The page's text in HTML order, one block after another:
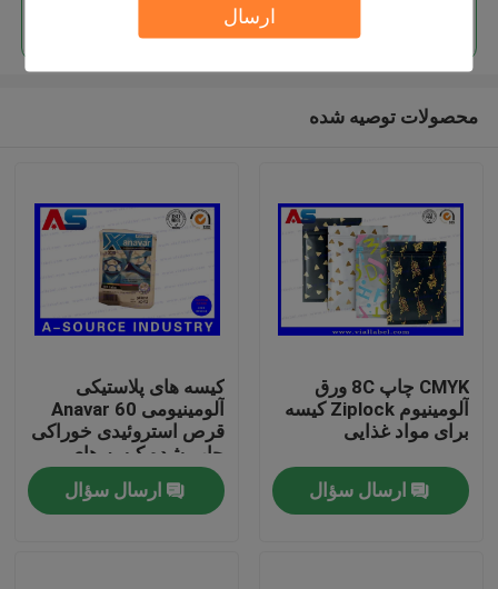
ارسال
صفحه اصلی
محصولات
محصولات توصیه شده
CMYK چاپ 8C ورق
آلومینیوم Ziplock کیسه
برای مواد غذایی
ارسال سؤال
کیسه های پلاستیکی
آلومینیومی Anavar 60
قرص استروئیدی خوراکی
چاپ شده کیسه های
پلاستیکی آلومینیومی قفل
فشرده شده چاپ شده با
هولوگرام امنیتی
ارسال سؤال